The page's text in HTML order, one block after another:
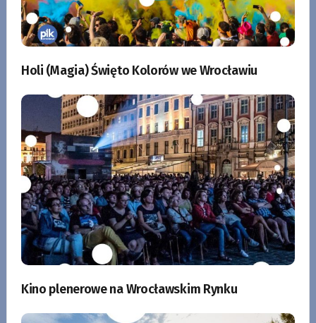
Holi (Magia) Święto Kolorów we Wrocławiu
Kino plenerowe na Wrocławskim Rynku